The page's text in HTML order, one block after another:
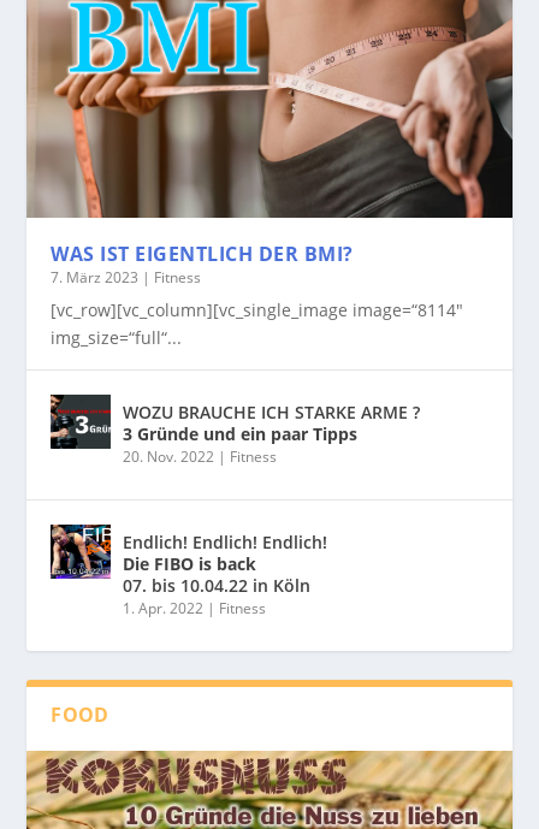
WAS IST EIGENTLICH DER BMI?
7. März 2023 | Fitness
[vc_row][vc_column][vc_single_image image=“8114″
img_size=“full“...
WOZU BRAUCHE ICH STARKE ARME ?
3 Gründe und ein paar Tipps
20. Nov. 2022 | Fitness
Endlich! Endlich! Endlich!
Die FIBO is back
07. bis 10.04.22 in Köln
1. Apr. 2022 | Fitness
FOOD